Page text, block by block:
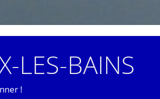
LES-BAINS
!